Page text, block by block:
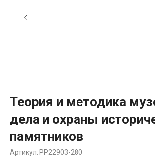
Теория и методика
дела и охраны
памятников
Артикул: PP22903-280